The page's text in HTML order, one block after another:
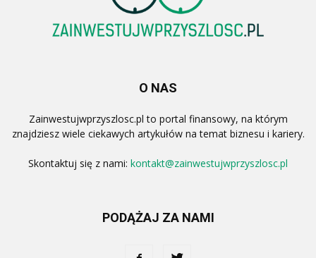
O NAS
Zainwestujwprzyszlosc.pl to portal finansowy, na którym
znajdziesz wiele ciekawych artykułów na temat biznesu i kariery.
Skontaktuj się z nami: kontakt@zainwestujwprzyszlosc.pl
PODĄŻAJ ZA NAMI